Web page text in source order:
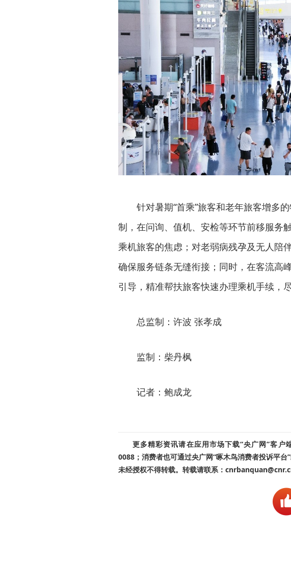
针对暑期“首乘”旅客和老年旅客增多
制，在问询、值机、安检等环节前移服务
乘机旅客的焦虑；对老弱病残孕及无人陪
确保服务链条无缝衔接；同时，在客流高
引导，精准帮扶旅客快速办理乘机手续，
总监制：许波 张孝成
监制：柴丹枫
记者：鲍成龙
更多精彩资讯请在应用市场下载“央广网”客户
0088；消费者也可通过央广网“啄木鸟消费者投诉平
未经授权不得转载。转载请联系：